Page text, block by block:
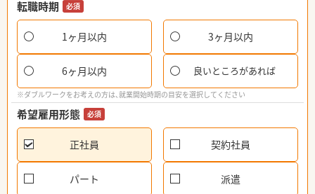
転職時期 必須
1ヶ月以内 3ヶ月以内
6ヶ月以内 良いところがあれば
※ダブルワークをお考えの方は、就業開始時期の目安を選択してください
希望雇用形態 必須
正社員 契約社員
パート 派遣